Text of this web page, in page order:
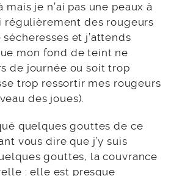
mais je n’ai pas une peaux à
régulièrement des rougeurs
et j’attends
mon fond de teint ne
de journée ou soit trop
trop ressortir mes rougeurs
des joues).
quelques gouttes de ce
vous dire que j’y suis
gouttes, la couvrance
: elle est presque